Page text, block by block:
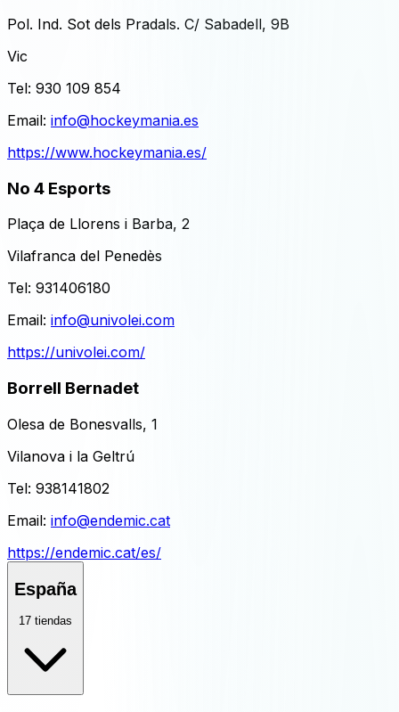
Pol. Ind. Sot dels Pradals. C/ Sabadell, 9B
Vic
Tel: 930 109 854
Email: info@hockeymania.es
https://www.hockeymania.es/
No 4 Esports
Plaça de Llorens i Barba, 2
Vilafranca del Penedès
Tel: 931406180
Email: info@univolei.com
https://univolei.com/
Borrell Bernadet
Olesa de Bonesvalls, 1
Vilanova i la Geltrú
Tel: 938141802
Email: info@endemic.cat
https://endemic.cat/es/
España
17 tiendas